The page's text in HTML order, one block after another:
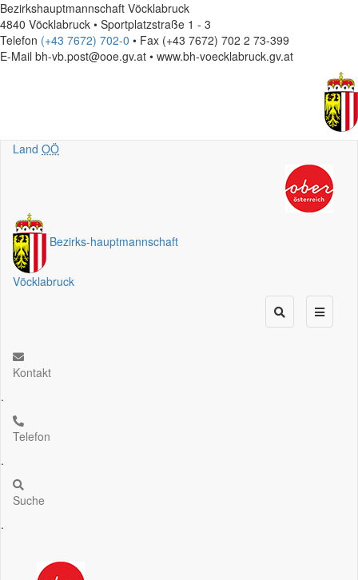
Bezirkshauptmannschaft Vöcklabruck
4840 Vöcklabruck • Sportplatzstraße 1 - 3
Telefon (+43 7672) 702-0 • Fax (+43 7672) 702 2 73-399
E-Mail bh-vb.post@ooe.gv.at • www.bh-voecklabruck.gv.at
Land OÖ
Bezirks-hauptmannschaft
Vöcklabruck
Kontakt
.
Telefon
.
Suche
.